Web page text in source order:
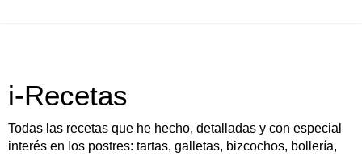
i-Recetas
Todas las recetas que he hecho, detalladas y con especial
interés en los postres: tartas, galletas, bizcochos, bollería,